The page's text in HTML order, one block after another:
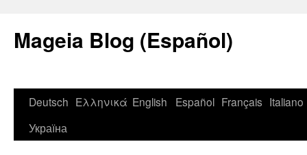
Mageia Blog (Español)
Deutsch Ελληνικά English Español Français Italiano
Україна